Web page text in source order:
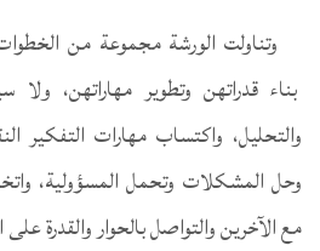
وتناولت الورشة مجموعة من
بناء قدراتهن وتطوير مهاراتهن، ولا
والتحليل، واكتساب مهارات التفكير
وحل المشكلات وتحمل المسؤولية،
مع الآخرين والتواصل بالحوار والقدرة